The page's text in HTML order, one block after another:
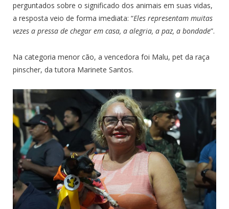
perguntados sobre o significado dos animais em suas vidas,
a resposta veio de forma imediata: “Eles representam muitas
vezes a pressa de chegar em casa, a alegria, a paz, a bondade”.
Na categoria menor cão, a vencedora foi Malu, pet da raça
pinscher, da tutora Marinete Santos.